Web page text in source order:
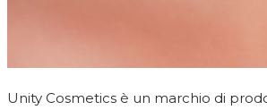
Unity Cosmetics è un marchio di